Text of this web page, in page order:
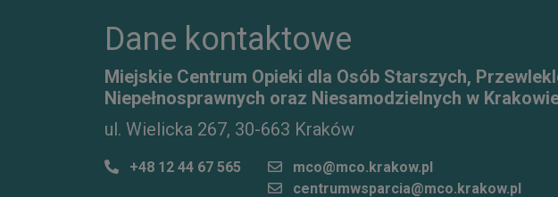
Dane kontaktowe
Miejskie Centrum Opieki dla Osób Starszych,
Niepełnosprawnych oraz Niesamodzielnych w
ul. Wielicka 267, 30-663 Kraków
+48 12 44 67 565
mco@mco.krakow.pl
centrumwsparcia@mco.krakow.pl